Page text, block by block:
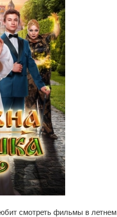
смотреть фильмы в летнем